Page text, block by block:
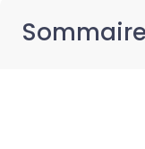
Sommaire